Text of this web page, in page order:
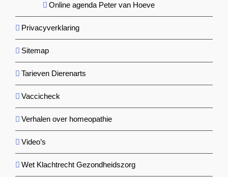
Online agenda Peter van Hoeve
Privacyverklaring
Sitemap
Tarieven Dierenarts
Vaccicheck
Verhalen over homeopathie
Video’s
Wet Klachtrecht Gezondheidszorg